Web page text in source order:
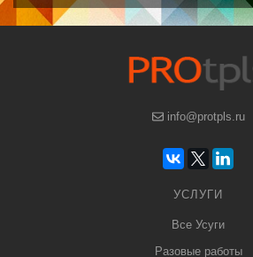
info@protpls.ru
УСЛУГИ
Все Усуги
Разовые работы